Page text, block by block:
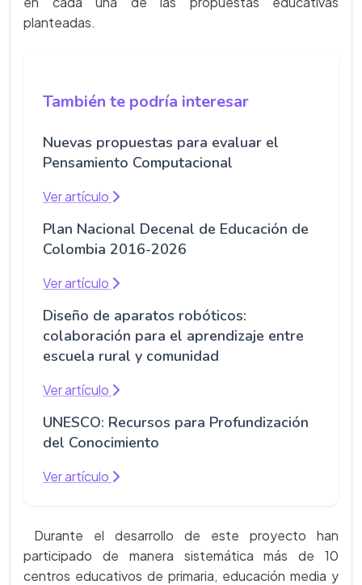
planteadas.
También te podría interesar
Nuevas propuestas para evaluar el
Pensamiento Computacional
Ver artículo
Plan Nacional Decenal de Educación de
Colombia 2016-2026
Ver artículo
Diseño de aparatos robóticos:
colaboración para el aprendizaje entre
escuela rural y comunidad
Ver artículo
UNESCO: Recursos para Profundización
del Conocimiento
Ver artículo
Durante el desarrollo de este proyecto han
participado de manera sistemática más de 10
centros educativos de primaria, educación media y